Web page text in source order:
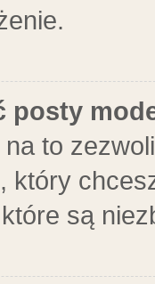
posty
to
który
są